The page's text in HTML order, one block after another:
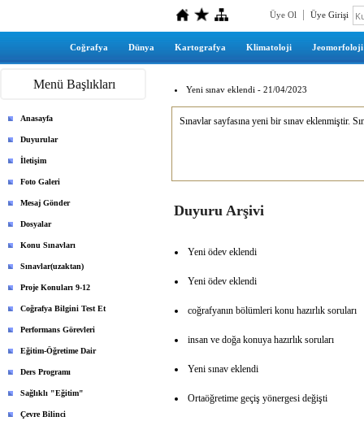
Üye Ol Üye Girişi
Coğrafya Dünya Kartografya Klimatoloji Jeomorfoloji
Menü Başlıkları
Anasayfa
Duyurular
İletişim
Foto Galeri
Mesaj Gönder
Dosyalar
Konu Sınavları
Sınavlar(uzaktan)
Proje Konuları 9-12
Coğrafya Bilgini Test Et
Performans Görevleri
Eğitim-Öğretime Dair
Ders Programı
Sağlıklı "Eğitim"
Çevre Bilinci
Yeni sınav eklendi - 21/04/2023
Sınavlar sayfasına yeni bir sınav eklenmiştir.
Duyuru Arşivi
Yeni ödev eklendi
Yeni ödev eklendi
coğrafyanın bölümleri konu hazırlık soruları
insan ve doğa konuya hazırlık soruları
Yeni sınav eklendi
Ortaöğretime geçiş yönergesi değişti